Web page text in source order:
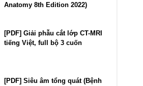
Anatomy 8th Edition 2022)
[PDF] Giải phẫu cắt lớp CT-MRI
tiếng Việt, full bộ 3 cuốn
[PDF] Siêu âm tổng quát (Bệnh